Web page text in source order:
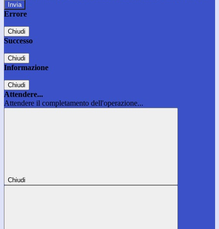
Errore
Chiudi
Successo
Chiudi
Informazione
Chiudi
Attendere...
Attendere il completamento dell'operazione...
Chiudi